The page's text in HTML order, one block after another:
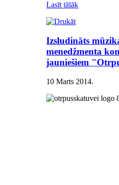
Lasīt tālāk
Izsludināts
menedžmenta
jauniešiem
10 Marts 2014.